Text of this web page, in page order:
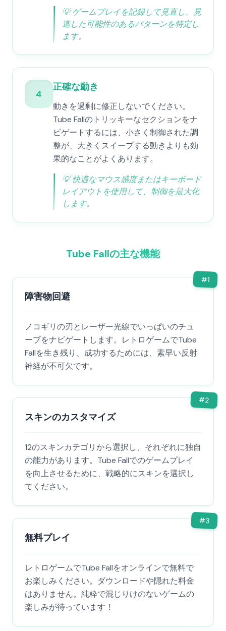
💡ゲームプレイを記録して見直し、見
逃した可能性のあるパターンを特定し
ます。
4
正確な動き
動きを過剰に修正しないでください。
Tube Fallのトリッキーなセクションをナ
ビゲートするには、小さく制御された調
整が、大きくスイープする動きよりも効
果的なことがよくあります。
💡快適なマウス感度またはキーボード
レイアウトを使用して、制御を最大化
します。
Tube Fallの主な機能
#1
障害物回避
ノコギリの刃とレーザー光線でいっぱいのチュ
ーブをナビゲートします。レトロゲームでTube
Fallを生き残り、成功するためには、素早い反射
神経が不可欠です。
#2
スキンのカスタマイズ
12のスキンカテゴリから選択し、それぞれに独自
の能力があります。Tube Fallでのゲームプレイ
を向上させるために、戦略的にスキンを選択し
てください。
#3
無料プレイ
レトロゲームでTube Fallをオンラインで無料で
お楽しみください。ダウンロードや隠れた料金
はありません。純粋で混じりけのないゲームの
楽しみが待っています！